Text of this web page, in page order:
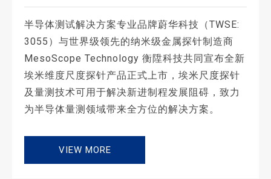
半导体测试解决方案专业品牌蔚华科技（TWSE:
3055）与世界级领先的纳米级金属探针制造商
MesoScope Technology 衡陞科技共同宣布全新
埃米维度尺度探针产品正式上市，埃米尺度探针
及量测技术可用于解决新进制程发展阻碍，致力
为半导体量测领域带来全方位的解决方案。
VIEW MORE